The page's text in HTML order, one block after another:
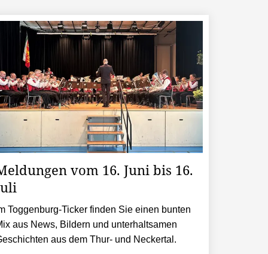
vom 16. Juni bis 16.
Toggenburg-Ticker finden Sie einen bunten
aus News, Bildern und unterhaltsamen
aus dem Thur- und Neckertal.